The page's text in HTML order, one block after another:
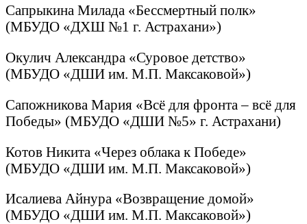
Сапрыкина Милада «Бессмертный полк»
(МБУДО «ДХШ №1 г. Астрахани»)
Окулич Александра «Суровое детство»
(МБУДО «ДШИ им. М.П. Максаковой»)
Сапожникова Мария «Всё для фронта – всё для
Победы» (МБУДО «ДШИ №5» г. Астрахани)
Котов Никита «Через облака к Победе»
(МБУДО «ДШИ им. М.П. Максаковой»)
Исалиева Айнура «Возвращение домой»
(МБУДО «ДШИ им. М.П. Максаковой»)